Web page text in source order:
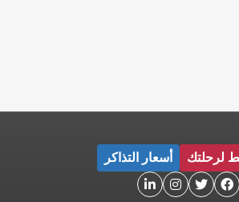
لرحلتك أسعار التذاكر



